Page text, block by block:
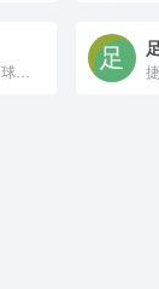
7M足球比分网提供全球足球、篮球赛事、棒球赛事，实时比分直播，涵盖英超、欧冠、NBA、CBA等热门联赛最新赛程数据与积分榜。免费查询赛事预测，支持手机APP实时比分提醒！